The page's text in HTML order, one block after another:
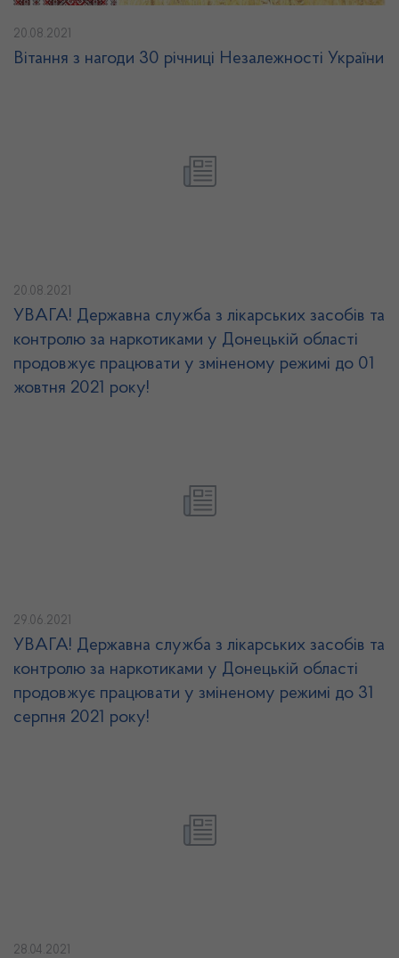
20.08.2021
Вітання з нагоди 30 річниці Незалежності України
20.08.2021
УВАГА! Державна служба з лікарських засобів та
контролю за наркотиками у Донецькій області
продовжує працювати у зміненому режимі до 01
жовтня 2021 року!
29.06.2021
УВАГА! Державна служба з лікарських засобів та
контролю за наркотиками у Донецькій області
продовжує працювати у зміненому режимі до 31
серпня 2021 року!
28.04.2021